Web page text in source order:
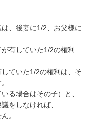
、後妻に1/2、お父様に
有していた1/2の権利
ていた1/2の権利は、そ
る場合はその子）と、
をしなければ、
。